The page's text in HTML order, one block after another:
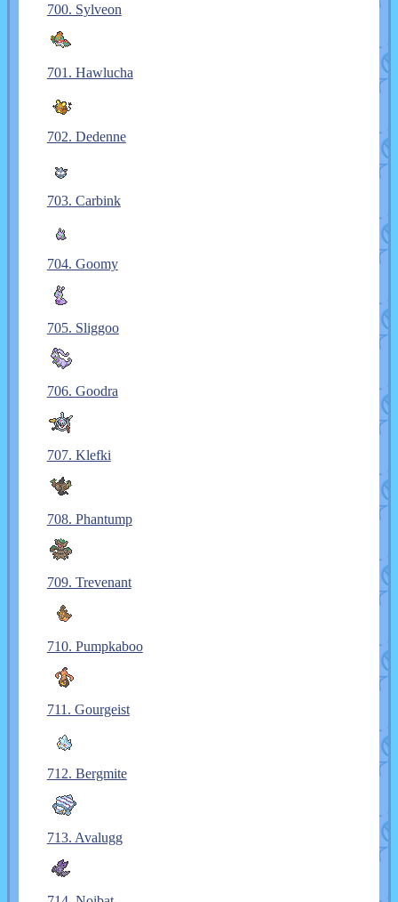
700. Sylveon
701. Hawlucha
702. Dedenne
703. Carbink
704. Goomy
705. Sliggoo
706. Goodra
707. Klefki
708. Phantump
709. Trevenant
710. Pumpkaboo
711. Gourgeist
712. Bergmite
713. Avalugg